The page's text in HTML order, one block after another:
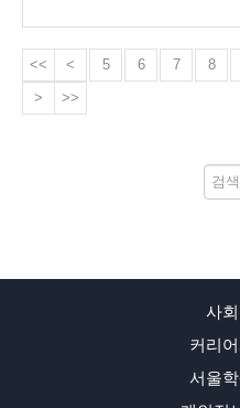
<< < 5 6 7 8
>
>>
사
커리
서울